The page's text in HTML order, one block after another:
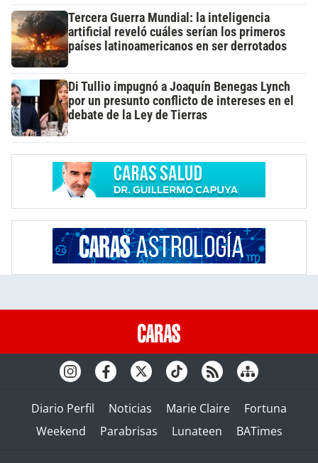
Tercera Guerra Mundial: la inteligencia
artificial reveló cuáles serían los primeros
países latinoamericanos en ser derrotados
Di Tullio impugnó a Joaquín Benegas Lynch
por un presunto conflicto de intereses en el
debate de la Ley de Tierras
Diario Perfil Noticias Marie Claire
Fortuna
Weekend
Parabrisas Lunateen BATimes